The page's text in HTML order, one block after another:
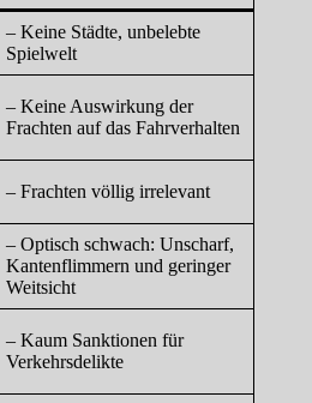
– Keine Städte, unbelebte
Spielwelt
– Keine Auswirkung der
Frachten auf das Fahrverhalten
– Frachten völlig irrelevant
– Optisch schwach: Unscharf,
Kantenflimmern und geringer
Weitsicht
– Kaum Sanktionen für
Verkehrsdelikte